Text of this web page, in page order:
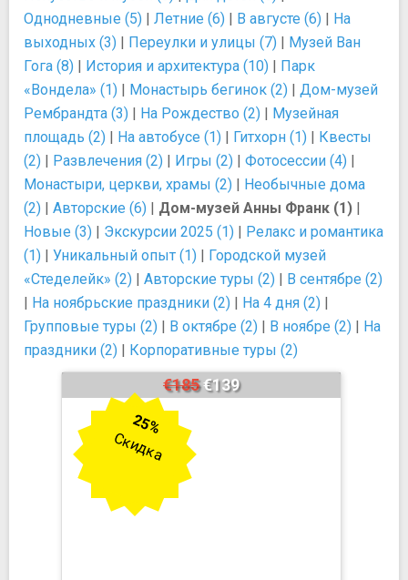
Однодневные (5) | Летние (6) | В августе (6) | На
выходных (3) | Переулки и улицы (7) | Музей Ван
Гога (8) | История и архитектура (10) | Парк
«Вондела» (1) | Монастырь бегинок (2) | Дом-музей
Рембрандта (3) | На Рождество (2) | Музейная
площадь (2) | На автобусе (1) | Гитхорн (1) | Квесты
(2) | Развлечения (2) | Игры (2) | Фотосессии (4) |
Монастыри, церкви, храмы (2) | Необычные дома
(2) | Авторские (6) | Дом-музей Анны Франк (1) |
Новые (3) | Экскурсии 2025 (1) | Релакс и романтика
(1) | Уникальный опыт (1) | Городской музей
«Стеделейк» (2) | Авторские туры (2) | В сентябре (2)
| На ноябрьские праздники (2) | На 4 дня (2) |
Групповые туры (2) | В октябре (2) | В ноябре (2) | На
праздники (2) | Корпоративные туры (2)
€185€139
25%
Скидка